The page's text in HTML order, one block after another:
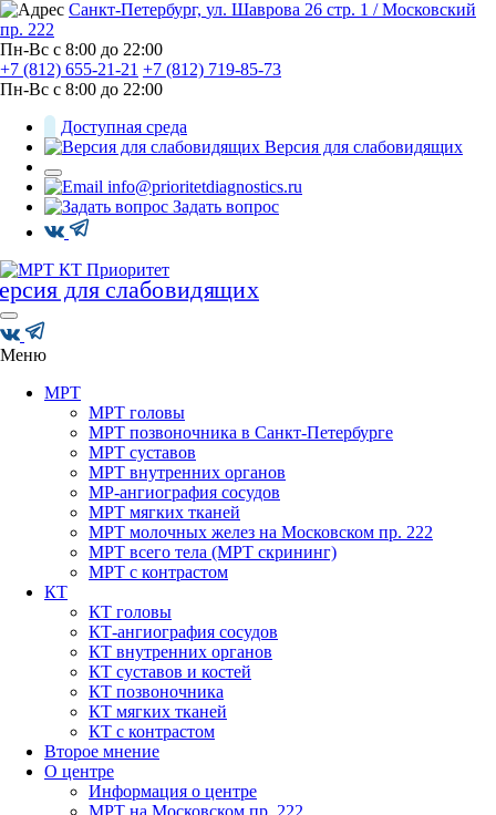
Санкт-Петербург, ул. Шаврова 26 стр. 1 / Московский
пр. 222
Пн-Вс с 8:00 до 22:00
+7 (812) 655-21-21 +7 (812) 719-85-73
Пн-Вс с 8:00 до 22:00
Доступная среда
Версия для слабовидящих
info@prioritetdiagnostics.ru
Задать вопрос
Меню
МРТ
МРТ головы
МРТ позвоночника в Санкт-Петербурге
МРТ суставов
МРТ внутренних органов
МР-ангиография сосудов
МРТ мягких тканей
МРТ молочных желез на Московском пр. 222
МРТ всего тела (МРТ скрининг)
МРТ с контрастом
КТ
КТ головы
КТ-ангиография сосудов
КТ внутренних органов
КТ суставов и костей
КТ позвоночника
КТ мягких тканей
КТ с контрастом
Второе мнение
О центре
Информация о центре
МРТ на Московском пр. 222